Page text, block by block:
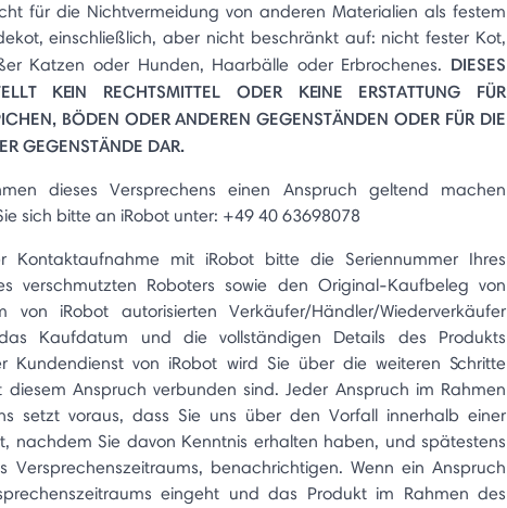
für die Nichtvermeidung von anderen Materialien als festem
einschließlich, aber nicht beschränkt auf: nicht fester Kot,
Katzen oder Hunden, Haarbälle oder Erbrochenes. DIESES
KEIN RECHTSMITTEL ODER KEINE ERSTATTUNG FÜR
BÖDEN ODER ANDEREN GEGENSTÄNDEN ODER FÜR DIE
GEGENSTÄNDE DAR.
dieses Versprechens einen Anspruch geltend machen
sich bitte an iRobot unter: +49 40 63698078
Kontaktaufnahme mit iRobot bitte die Seriennummer Ihres
verschmutzten Roboters sowie den Original-Kaufbeleg von
von iRobot autorisierten Verkäufer/Händler/Wiederverkäufer
Kaufdatum und die vollständigen Details des Produkts
Kundendienst von iRobot wird Sie über die weiteren Schritte
diesem Anspruch verbunden sind. Jeder Anspruch im Rahmen
setzt voraus, dass Sie uns über den Vorfall innerhalb einer
nachdem Sie davon Kenntnis erhalten haben, und spätestens
Versprechenszeitraums, benachrichtigen. Wenn ein Anspruch
eingeht und das Produkt im Rahmen des